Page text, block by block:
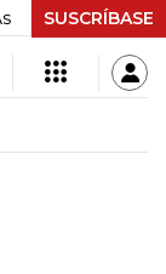
+$ 0,05 +0,01%
SUSCRÍBASE